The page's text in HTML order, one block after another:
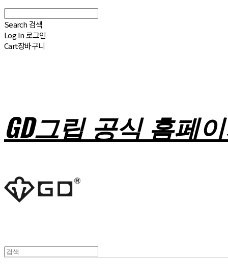
Search 검색
Log In로그인
Cart장바구니
GD그립 공식 홈페